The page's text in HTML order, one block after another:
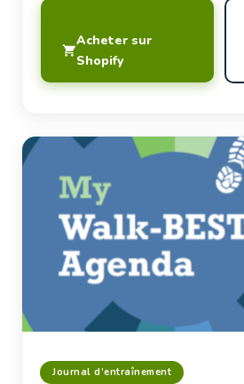
Acheter sur
Shopify
Journal d’entraînement